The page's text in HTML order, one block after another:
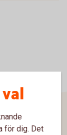
för dig. Det